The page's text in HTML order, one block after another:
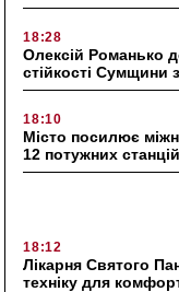
18:28
Олексій Романько
стійкості Сумщини
18:10
Місто посилює
12 потужних
18:12
Лікарня Святого
техніку для